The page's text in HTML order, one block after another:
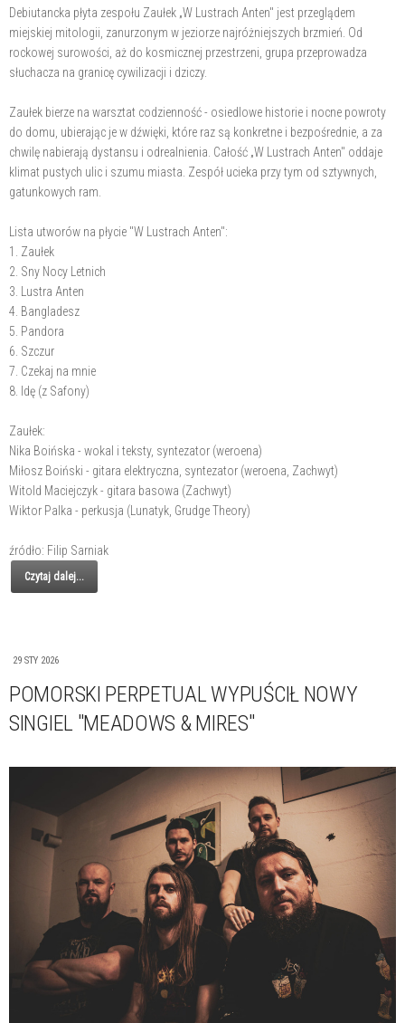
Debiutancka płyta zespołu Zaułek „W Lustrach Anten" jest przeglądem
miejskiej mitologii, zanurzonym w jeziorze najróżniejszych brzmień. Od
rockowej surowości, aż do kosmicznej przestrzeni, grupa przeprowadza
słuchacza na granicę cywilizacji i dziczy.
Zaułek bierze na warsztat codzienność - osiedlowe historie i nocne powroty
do domu, ubierając je w dźwięki, które raz są konkretne i bezpośrednie, a za
chwilę nabierają dystansu i odrealnienia. Całość „W Lustrach Anten" oddaje
klimat pustych ulic i szumu miasta. Zespół ucieka przy tym od sztywnych,
gatunkowych ram.
Lista utworów na płycie "W Lustrach Anten":
1. Zaułek
2. Sny Nocy Letnich
3. Lustra Anten
4. Bangladesz
5. Pandora
6. Szczur
7. Czekaj na mnie
8. Idę (z Safony)
Zaułek:
Nika Boińska - wokal i teksty, syntezator (weroena)
Miłosz Boiński - gitara elektryczna, syntezator (weroena, Zachwyt)
Witold Maciejczyk - gitara basowa (Zachwyt)
Wiktor Palka - perkusja (Lunatyk, Grudge Theory)
źródło: Filip Sarniak
Czytaj dalej...
29 STY 2026
POMORSKI PERPETUAL WYPUŚCIŁ NOWY
SINGIEL "MEADOWS & MIRES"